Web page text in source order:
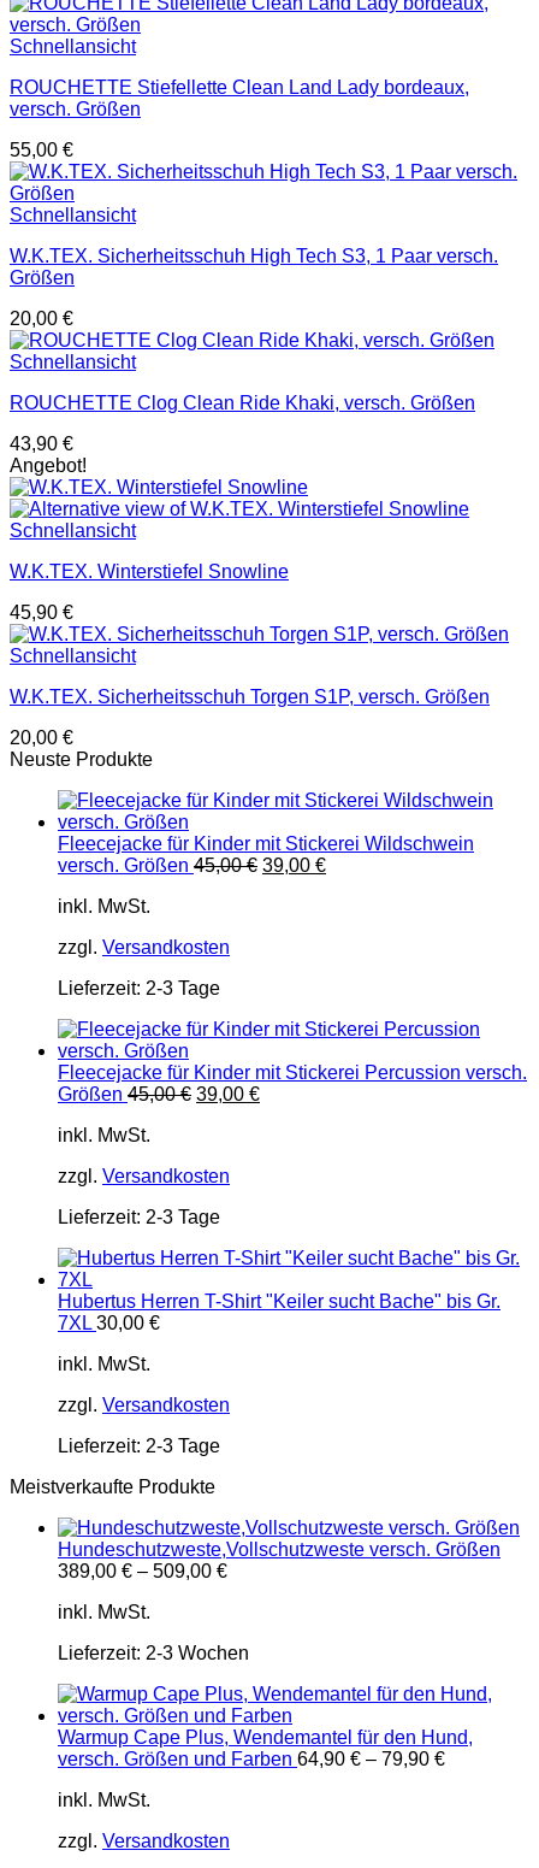
Schnellansicht
ROUCHETTE Stiefellette Clean Land Lady bordeaux,
versch. Größen
55,00 €
Schnellansicht
W.K.TEX. Sicherheitsschuh High Tech S3, 1 Paar versch.
Größen
20,00 €
Schnellansicht
ROUCHETTE Clog Clean Ride Khaki, versch. Größen
43,90 €
Angebot!
Schnellansicht
W.K.TEX. Winterstiefel Snowline
45,90 €
Schnellansicht
W.K.TEX. Sicherheitsschuh Torgen S1P, versch. Größen
20,00 €
Neuste Produkte
Fleecejacke für Kinder mit Stickerei Wildschwein
versch. Größen 45,00€ Ursprünglicher
39,00 €Aktueller
inkl. MwSt.
zzgl. Versandkosten
Lieferzeit: 2-3 Tage
Fleecejacke für Kinder mit Stickerei Percussion versch.
Größen 45,00€ Ursprünglicher
39,00 €Aktueller
inkl. MwSt.
zzgl. Versandkosten
Lieferzeit: 2-3 Tage
Hubertus Herren T-Shirt "Keiler sucht Bache" bis Gr.
7XL 30,00 €
inkl. MwSt.
zzgl. Versandkosten
Lieferzeit: 2-3 Tage
Meistverkaufte Produkte
Hundeschutzweste,Vollschutzweste versch. Größen
389,00 € – 509,00 €
inkl. MwSt.
Lieferzeit: 2-3 Wochen
Warmup Cape Plus, Wendemantel für den Hund,
versch. Größen und Farben 64,90 € – 79,90 €
inkl. MwSt.
zzgl. Versandkosten